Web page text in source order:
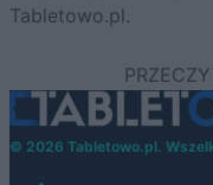
Tabletowo.pl.
© 2026 Tabletowo.pl.